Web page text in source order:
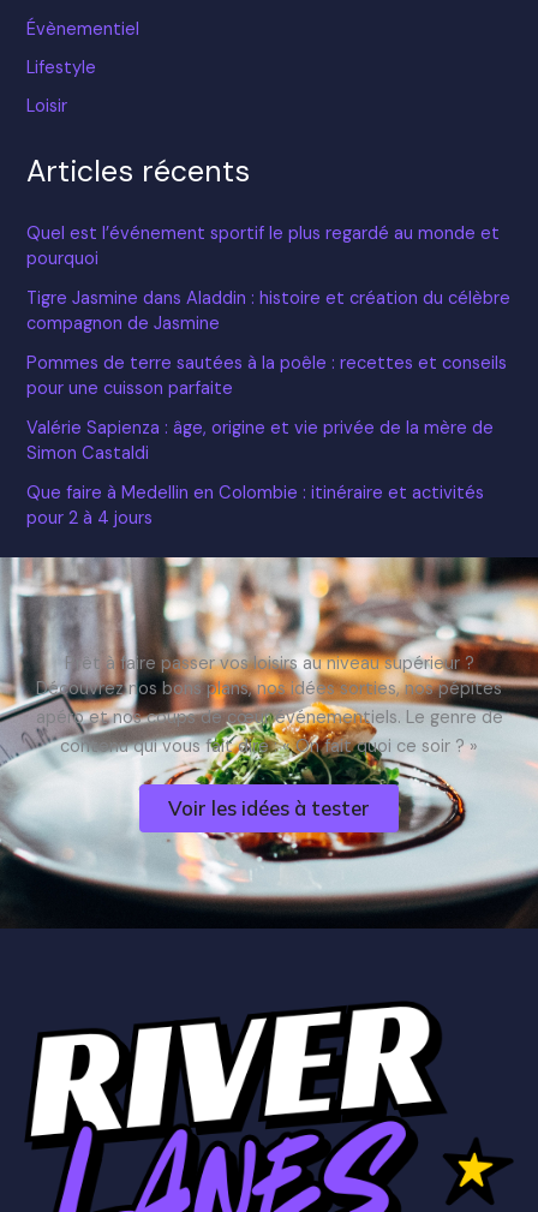
Évènementiel
Lifestyle
Loisir
Articles récents
Quel est l’événement sportif le plus regardé au monde et
pourquoi
Tigre Jasmine dans Aladdin : histoire et création du célèbre
compagnon de Jasmine
Pommes de terre sautées à la poêle : recettes et conseils
pour une cuisson parfaite
Valérie Sapienza : âge, origine et vie privée de la mère de
Simon Castaldi
Que faire à Medellin en Colombie : itinéraire et activités
pour 2 à 4 jours
Prêt à faire passer vos loisirs au niveau supérieur ?
Découvrez nos bons plans, nos idées sorties, nos pépites
apéro et nos coups de cœur événementiels. Le genre de
contenu qui vous fait dire : « On fait quoi ce soir ? »
Voir les idées à tester